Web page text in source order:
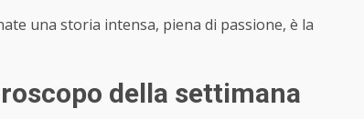
una storia intensa, piena di passione, è la
della settimana